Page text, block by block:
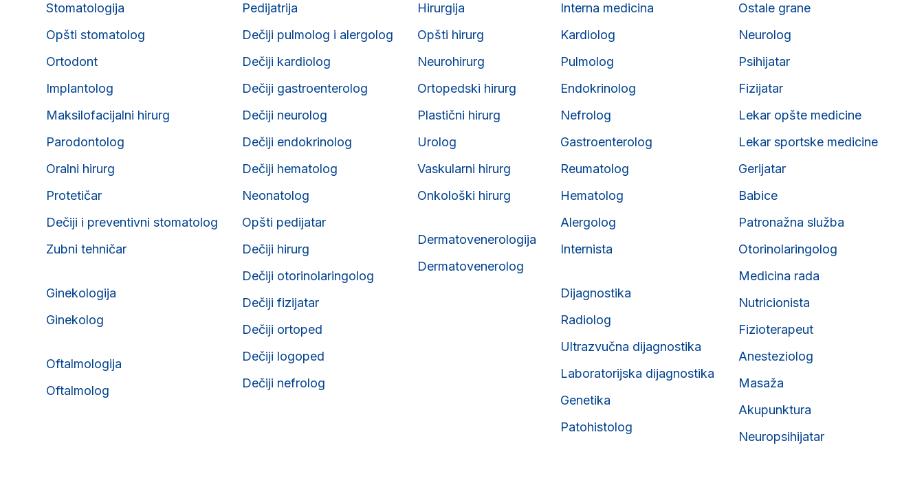
Stomatologija
Opšti stomatolog
Ortodont
Implantolog
Maksilofacijalni hirurg
Parodontolog
Oralni hirurg
Protetičar
Dečiji i preventivni stomatolog
Zubni tehničar
Ginekologija
Ginekolog
Oftalmologija
Oftalmolog
Pedijatrija
Dečiji pulmolog i alergolog
Dečiji kardiolog
Dečiji gastroenterolog
Dečiji neurolog
Dečiji endokrinolog
Dečiji hematolog
Neonatolog
Opšti pedijatar
Dečiji hirurg
Dečiji otorinolaringolog
Dečiji fizijatar
Dečiji ortoped
Dečiji logoped
Dečiji nefrolog
Hirurgija
Opšti hirurg
Neurohirurg
Ortopedski hirurg
Plastični hirurg
Urolog
Vaskularni hirurg
Onkološki hirurg
Dermatovenerologija
Dermatovenerolog
Interna medicina
Kardiolog
Pulmolog
Endokrinolog
Nefrolog
Gastroenterolog
Reumatolog
Hematolog
Alergolog
Internista
Dijagnostika
Radiolog
Ultrazvučna dijagnostika
Laboratorijska dijagnostika
Genetika
Patohistolog
Ostale grane
Neurolog
Psihijatar
Fizijatar
Lekar opšte medicine
Lekar sportske medicine
Gerijatar
Babice
Patronažna služba
Otorinolaringolog
Medicina rada
Nutricionista
Fizioterapeut
Anesteziolog
Masaža
Akupunktura
Neuropsihijatar